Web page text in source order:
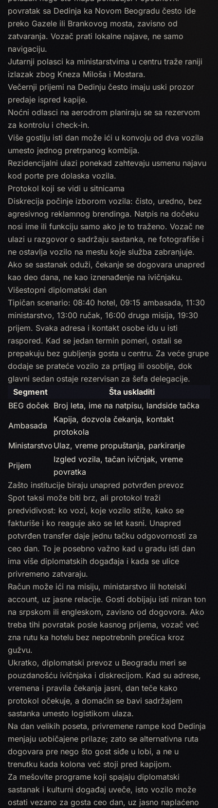
povratak sa Dedinja ka Novom Beogradu često ide
preko Gazele ili Brankovog mosta, zavisno od
zatvaranja. Vozač prati lokalne najave, ne samo
navigaciju.
Jutarnji polasci ka ministarstvima u centru traže raniji
izlazak zbog Kneza Miloša i Mostara.
Večernji prijemi na Dedinju često imaju uski prozor
predaje ispred kapije.
Noćni odlasci na aerodrom planiraju se sa rezervom
za kontrolu i check-in.
Više gostiju isti dan može ići u konvoju od dva vozila
umesto jednog pretrpanog kombija.
Rezidencijalni ulazi ponekad zahtevaju usmenu najavu
kod porte pre dolaska vozila.
Protokol koji se vidi u sitnicama
Diskrecija počinje izborom vozila: čisto, uredno, bez
agresivnog reklamnog brendinga. Natpis na dočeku
nosi ime ili funkciju samo ako je to traženo. Vozač ne
ulazi u razgovor o sadržaju sastanka, ne fotografiše i
ne ostavlja vozilo na mestu koje služba zabranjuje.
Ako se sastanak oduži, čekanje se dogovara unapred
kao deo dana, ne kao iznenađenje na ivičnjaku.
Višestopni diplomatski dan
Tipičan scenario: 08:40 hotel, 09:15 ambasada, 11:30
ministarstvo, 13:00 ručak, 16:00 druga misija, 19:30
prijem. Svaka adresa i kontakt osobe idu u isti
raspored. Kad se jedan termin pomeri, ostali se
prepakuju bez gubljenja gosta u centru. Za veće grupe
dodaje se prateće vozilo za prtljag ili osoblje, dok
glavni sedan ostaje rezervisan za šefa delegacije.
Segment
Šta uskladiti
BEG doček Broj leta, ime na natpisu, landside tačka
Ambasada
Kapija, dozvola čekanja, kontakt
protokola
Ministarstvo Ulaz, vreme propuštanja, parkiranje
Prijem
Izgled vozila, tačan ivičnjak, vreme
povratka
Zašto institucije biraju unapred potvrđen prevoz
Spot taksi može biti brz, ali protokol traži
predvidivost: ko vozi, koje vozilo stiže, kako se
fakturiše i ko reaguje ako se let kasni. Unapred
potvrđen transfer daje jednu tačku odgovornosti za
ceo dan. To je posebno važno kad u gradu isti dan
ima više diplomatskih događaja i kada se ulice
privremeno zatvaraju.
Račun može ići na misiju, ministarstvo ili hotelski
account, uz jasne relacije. Gosti dobijaju isti miran ton
na srpskom ili engleskom, zavisno od dogovora. Ako
treba tihi povratak posle kasnog prijema, vozač već
zna rutu ka hotelu bez nepotrebnih prečica kroz
gužvu.
Ukratko, diplomatski prevoz u Beogradu meri se
pouzdanošću ivičnjaka i diskrecijom. Kad su adrese,
vremena i pravila čekanja jasni, dan teče kako
protokol očekuje, a domaćin se bavi sadržajem
sastanka umesto logistikom ulaza.
Na dan velikih poseta, privremene rampe kod Dedinja
menjaju uobičajene prilaze; zato se alternativna ruta
dogovara pre nego što gost siđe u lobi, a ne u
trenutku kada kolona već stoji pred kapijom.
Za mešovite programe koji spajaju diplomatski
sastanak i kulturni događaj uveče, isto vozilo može
ostati vezano za gosta ceo dan, uz jasno naplaćeno